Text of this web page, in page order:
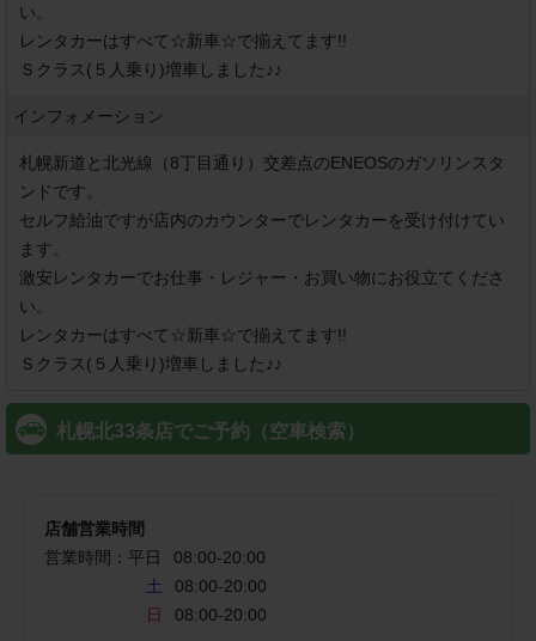
い。
レンタカーはすべて☆新車☆で揃えてます!!
Ｓクラス(５人乗り)増車しました♪♪
インフォメーション
札幌新道と北光線（8丁目通り）交差点のENEOSのガソリンスタ
ンドです。
セルフ給油ですが店内のカウンターでレンタカーを受け付けてい
ます。
激安レンタカーでお仕事・レジャー・お買い物にお役立てくださ
い。
レンタカーはすべて☆新車☆で揃えてます!!
Ｓクラス(５人乗り)増車しました♪♪
札幌北33条店でご予約（空車検索）
店舗営業時間
営業時間： 平日 08:00-20:00
土
08:00-20:00
日
08:00-20:00